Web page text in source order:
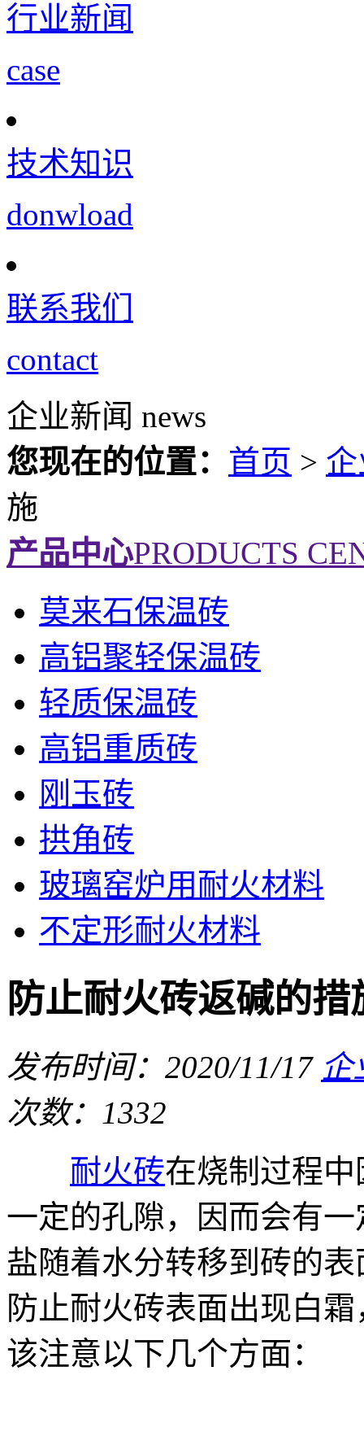
行业新闻
case
技术知识
donwload
联系我们
contact
企业新闻 news
您现在的位置： 首页 >
施
产品中心PRODUCTS
莫来石保温砖
高铝聚轻保温砖
轻质保温砖
高铝重质砖
刚玉砖
拱角砖
玻璃窑炉用耐火材料
不定形耐火材料
防止耐火砖返碱的措
发布时间：2020/11/17 企
次数：1332
耐火砖在烧制过程
一定的孔隙，因而会有
盐随着水分转移到砖的
防止耐火砖表面出现白
该注意以下几个方面：